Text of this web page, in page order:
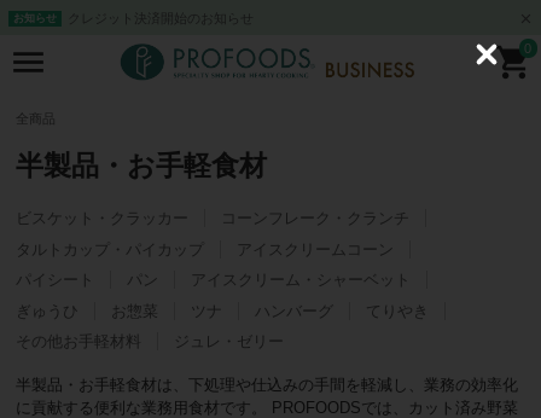
お知らせ クレジット決済開始のお知らせ
0
全商品
半製品・お手軽食材
ビスケット・クラッカー
コーンフレーク・クランチ
タルトカップ・パイカップ
アイスクリームコーン
パイシート
パン
アイスクリーム・シャーベット
ぎゅうひ
お惣菜 ツナ ハンバーグ
てりやき
その他お手軽材料
ジュレ・ゼリー
半製品・お手軽食材は、下処理や仕込みの手間を軽減し、業務の効率化
に貢献する便利な業務用食材です。 PROFOODSでは、カット済み野菜
C